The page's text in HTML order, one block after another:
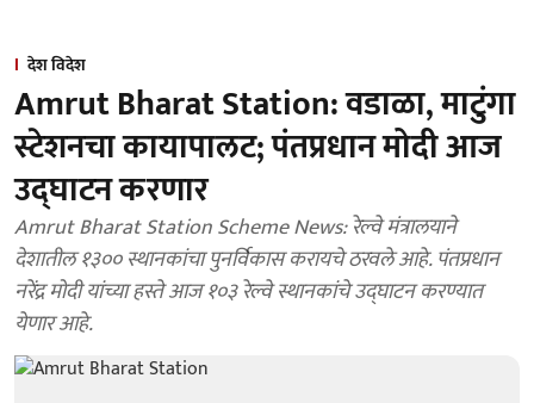
देश विदेश
Amrut Bharat Station: वडाळा, माटुंगा
स्टेशनचा कायापालट; पंतप्रधान मोदी आज
उद्घाटन करणार
Amrut Bharat Station Scheme News: रेल्वे मंत्रालयाने
देशातील १३०० स्थानकांचा पुनर्विकास करायचे ठरवले आहे. पंतप्रधान
नरेंद्र मोदी यांच्या हस्ते आज १०३ रेल्वे स्थानकांचे उद्घाटन करण्यात
येणार आहे.